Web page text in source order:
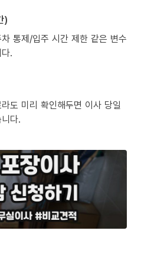
)
통제/입주 시간 제한 같은 변수
.
도 미리 확인해두면 이사 당일
다.